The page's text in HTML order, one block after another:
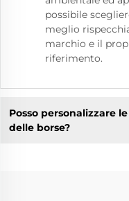
possibile
meglio
marchio e il
riferimento.
Posso personalizzare
delle borse?